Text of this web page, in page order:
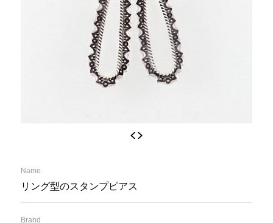
Name
リング型のスタンプピアス
Brand